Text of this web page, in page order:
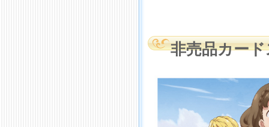
非売品カー